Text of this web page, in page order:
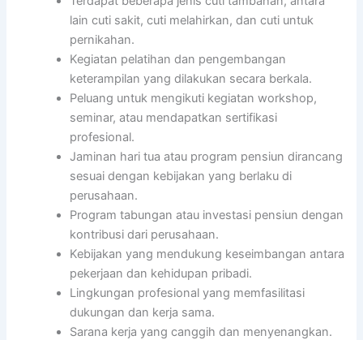
lain cuti sakit, cuti melahirkan, dan cuti untuk
pernikahan.
Kegiatan pelatihan dan pengembangan
keterampilan yang dilakukan secara berkala.
Peluang untuk mengikuti kegiatan workshop,
seminar, atau mendapatkan sertifikasi
profesional.
Jaminan hari tua atau program pensiun dirancang
sesuai dengan kebijakan yang berlaku di
perusahaan.
Program tabungan atau investasi pensiun dengan
kontribusi dari perusahaan.
Kebijakan yang mendukung keseimbangan antara
pekerjaan dan kehidupan pribadi.
Lingkungan profesional yang memfasilitasi
dukungan dan kerja sama.
Sarana kerja yang canggih dan menyenangkan.